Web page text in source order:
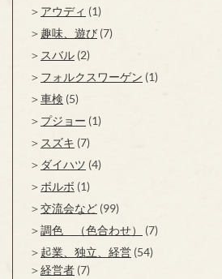
アウディ (1)
趣味、遊び (7)
スバル (2)
フォルクスワーゲン (1)
車検 (5)
プジョー (1)
スズキ (7)
ダイハツ (4)
ボルボ (1)
交流会など (99)
調色 （色合わせ）
(7)
起業、独立、経営 (54)
経営者 (7)